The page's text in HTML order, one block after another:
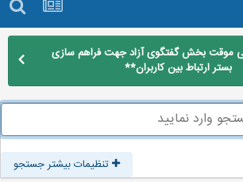
موقت بخش گفتگوی آزاد جهت فراهم سازی
بستر ارتباط بین کاربران**
تنظیمات بیشتر جستجو